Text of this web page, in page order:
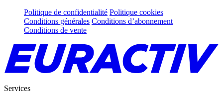
Politique de confidentialité Politique cookies
Conditions générales Conditions d’abonnement
Conditions de vente
Services